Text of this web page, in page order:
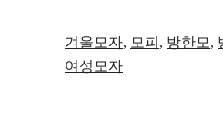
겨울모자, 모피 , 방한모 ,
여성모자